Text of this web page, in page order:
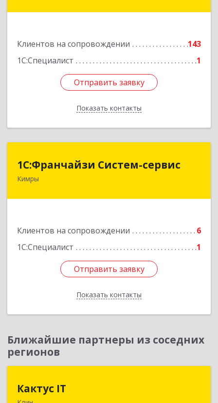
Клиентов на сопровождении
143
1С:Специалист
1
Отправить заявку
Показать контакты
Отправить заявку
Назад
1С:Франчайзи Систем-сервис
Кимры
Клиентов на сопровождении
6
1С:Специалист
1
Отправить заявку
Показать контакты
1С:Франчайзи Систем-сервис
Отправить заявку
Назад
Ближайшие партнеры из соседних
регионов
Кактус IT